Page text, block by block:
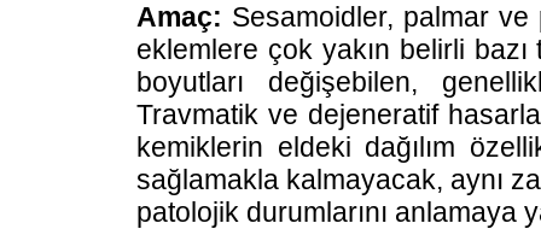
Amaç: Sesamoidler, palmar
eklemlere çok yakın belirli
boyutları değişebilen,
Travmatik ve dejeneratif
kemiklerin eldeki dağılım
sağlamakla kalmayacak, aynı
patolojik durumlarını anlamaya